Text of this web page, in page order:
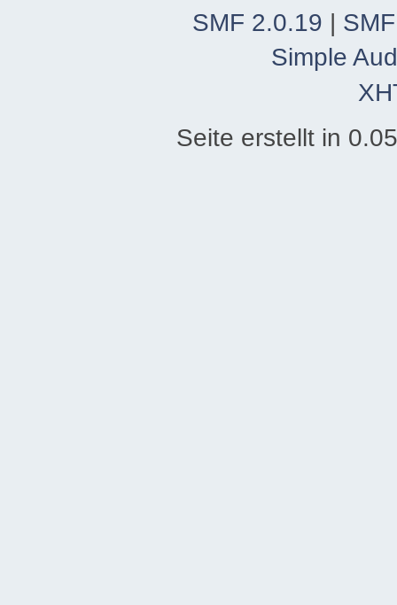
SMF 2.0.19 |
Simple
Seite erstellt in